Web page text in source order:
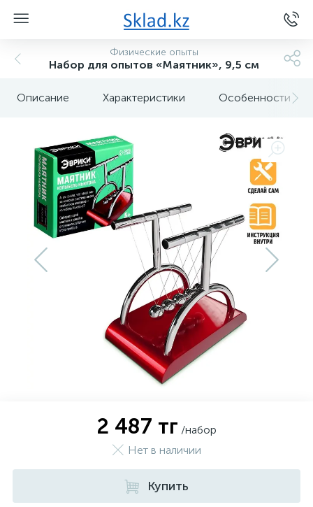
Физические опыты
Набор для опытов «Маятник», 9,5 см
Описание Характеристики Особенности
2 487 тг /набор
Нет в наличии
Купить